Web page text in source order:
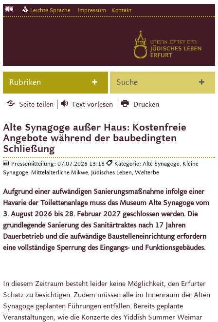
Leichte Sprache Impressum Kontakt
Rubriken Suche
Seite teilen Text vorlesen Drucken
Alte Synagoge außer Haus: Kostenfreie
Angebote während der baubedingten
Schließung
Pressemitteilung: 07.07.2026 13:18
Kategorie: Alte Synagoge, Kleine
Synagoge, Mittelalterliche Mikwe, Jüdisches Leben, Welterbe
Aufgrund einer aufwändigen Sanierungsmaßnahme infolge einer
Havarie der Toilettenanlage muss das Museum Alte Synagoge vom
3. August 2026 bis 28. Februar 2027 geschlossen werden. Die
grundlegende Sanierung des Sanitärtraktes nach 17 Jahren
Dauerbetrieb und die aufwändige Baustelleneinrichtung erfordern
eine vollständige Sperrung des Eingangs- und Funktionsgebäudes.
In diesem Zeitraum besteht leider keine Möglichkeit, den Erfurter
Schatz zu besichtigen. Zudem müssen alle im Innenraum der Alten
Synagoge geplanten Führungen entfallen. Bereits geplante
Veranstaltungen, wie die Konzerte des Yiddish Summer Weimar